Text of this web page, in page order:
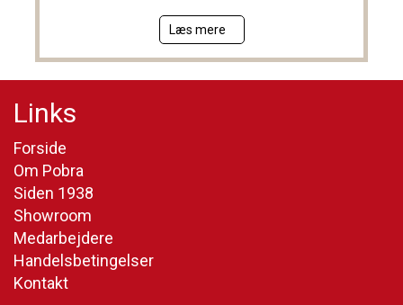
Læs mere
Links
Forside
Om Pobra
Siden 1938
Showroom
Medarbejdere
Handelsbetingelser
Kontakt